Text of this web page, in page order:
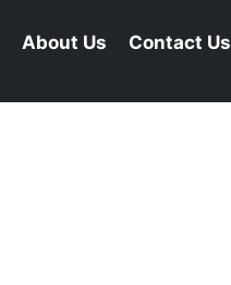
About Us Contact Us